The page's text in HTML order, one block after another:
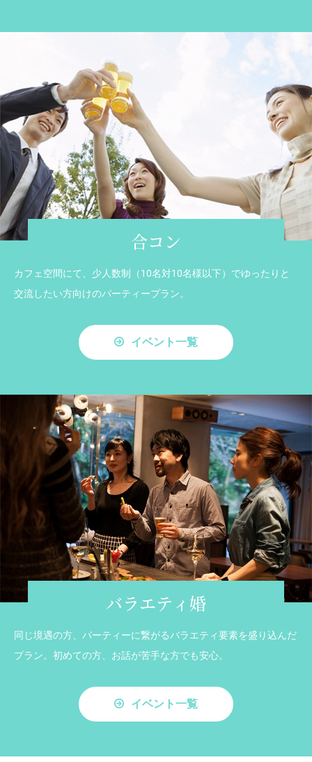
合コン
カフェ空間にて、少人数制（10名対10名様以下）でゆったりと
交流したい方向けのパーティープラン。
イベント一覧
バラエティ婚
同じ境遇の方、パーティーに繋がるバラエティ要素を盛り込んだ
プラン。初めての方、お話が苦手な方でも安心。
イベント一覧